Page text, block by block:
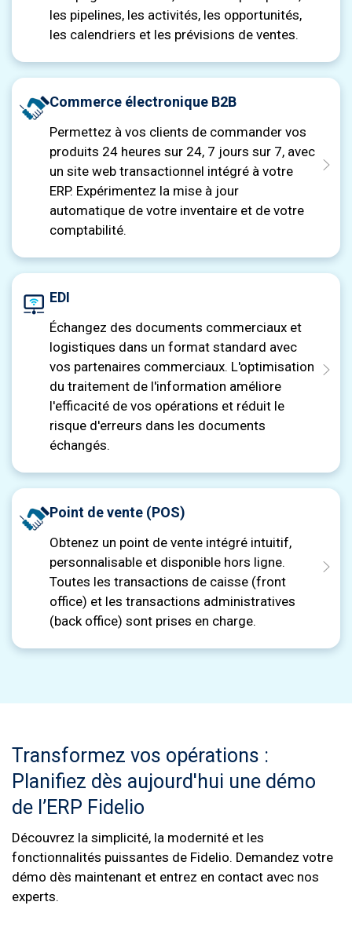
les pipelines, les activités, les opportunités,
les calendriers et les prévisions de ventes.
Commerce électronique B2B
Permettez à vos clients de commander vos
produits 24 heures sur 24, 7 jours sur 7, avec
un site web transactionnel intégré à votre
ERP. Expérimentez la mise à jour
automatique de votre inventaire et de votre
comptabilité.
EDI
Échangez des documents commerciaux et
logistiques dans un format standard avec
vos partenaires commerciaux. L'optimisation
du traitement de l'information améliore
l'efficacité de vos opérations et réduit le
risque d'erreurs dans les documents
échangés.
Point de vente (POS)
Obtenez un point de vente intégré intuitif,
personnalisable et disponible hors ligne.
Toutes les transactions de caisse (front
office) et les transactions administratives
(back office) sont prises en charge.
Transformez vos opérations :
Planifiez dès aujourd'hui une démo
de l’ERP Fidelio
Découvrez la simplicité, la modernité et les
fonctionnalités puissantes de Fidelio. Demandez votre
démo dès maintenant et entrez en contact avec nos
experts.